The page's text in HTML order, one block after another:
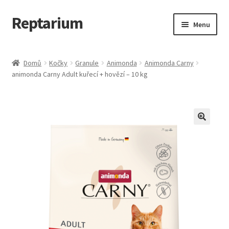
Přeskočit
na
Přejít
k
webu
Reptarium Menu
Košík
Domů Kočky Granule Animonda
Animonda Carny
animonda Carny Adult kuřecí + hovězí – 10 kg